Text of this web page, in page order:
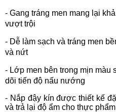
- Gang tráng men mang lại
vượt trội
- Dễ làm sạch và tráng men
và nứt
- Lớp men bên trong mịn màu
dõi tiến độ nấu nướng
- Nắp đậy kín được thiết kế
và trả lại độ ẩm cho thực phẩm